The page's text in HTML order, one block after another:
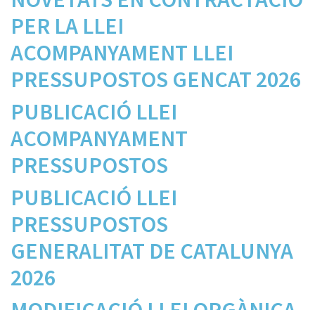
PER LA LLEI
ACOMPANYAMENT LLEI
PRESSUPOSTOS GENCAT 2026
PUBLICACIÓ LLEI
ACOMPANYAMENT
PRESSUPOSTOS
PUBLICACIÓ LLEI
PRESSUPOSTOS
GENERALITAT DE CATALUNYA
2026